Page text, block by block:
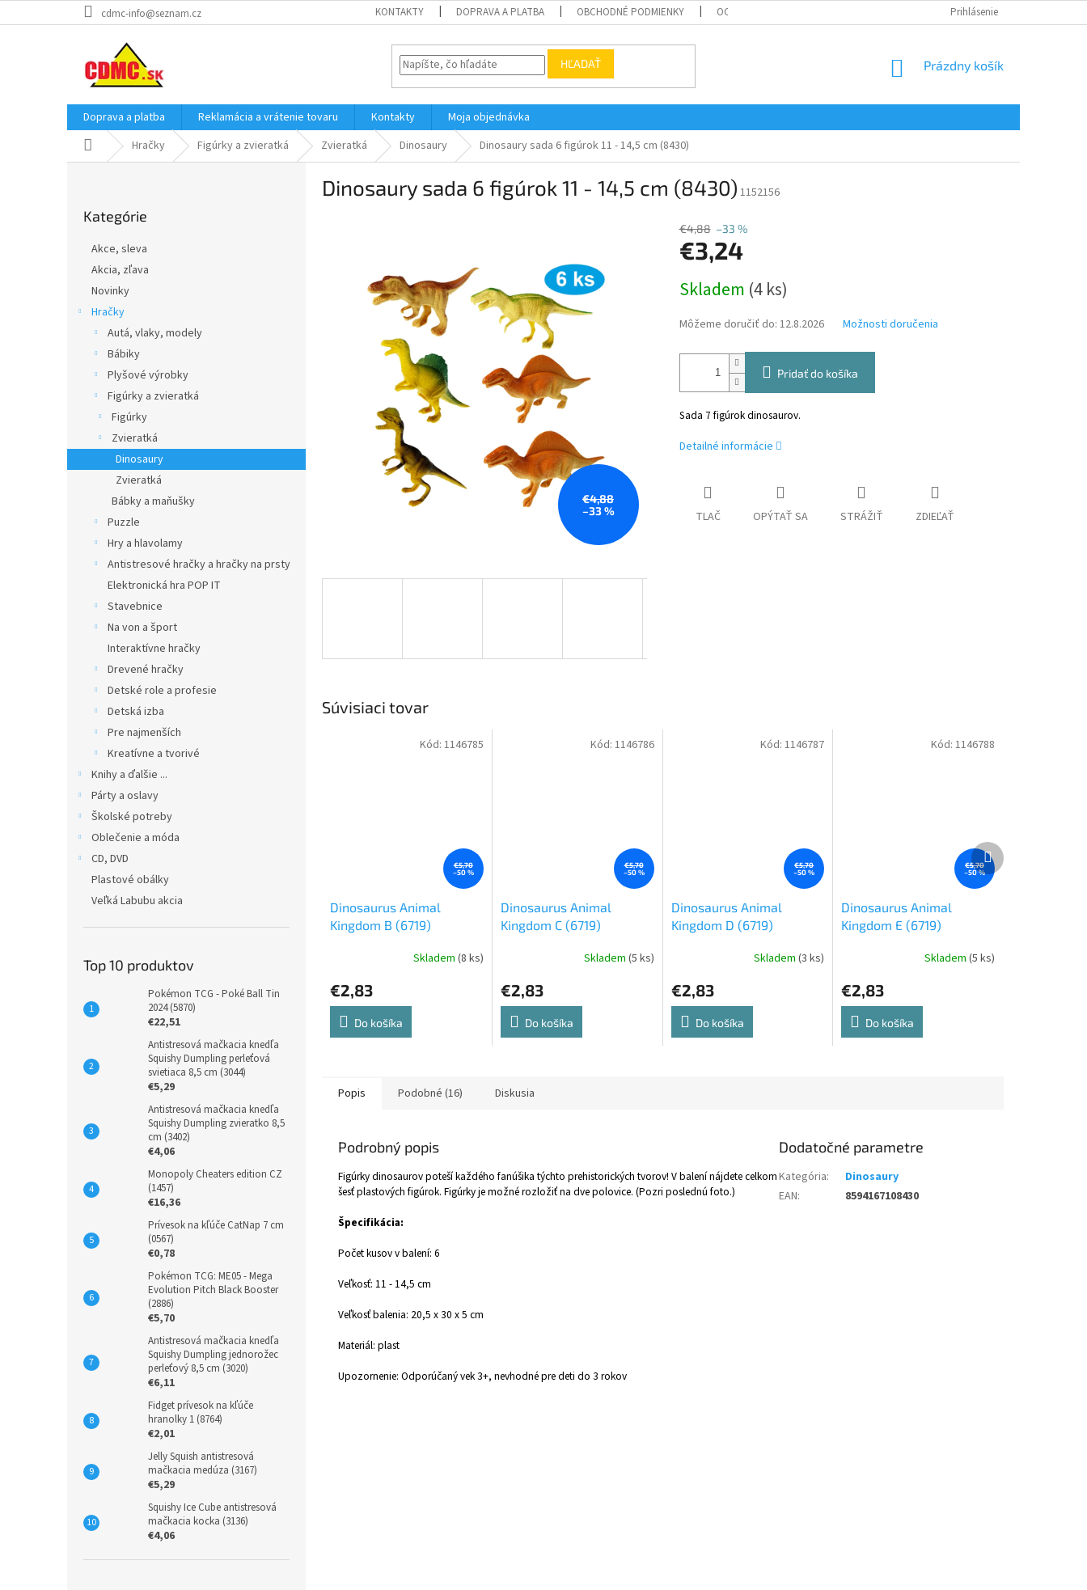
na
cdmc-info@seznam.cz KONTAKTY DOPRAVA A PLATBA OBCHODNÉ PODMIENKY OCHRANA OSOBNÝCH ÚDAJOV Prihlásenie
HĽADAŤ
NÁKUPNÝ
Prázdny košík
Doprava a platba Reklamácia a vrátenie tovaru Kontakty
Moja objednávka
DomovHračky Figúrky a zvieratká Zvieratká Dinosaury Dinosaury sada 6 figúrok 11 - 14,5 cm (8430)
kategórie
Kategórie
Akce, sleva
Akcia, zľava
Novinky
Hračky
Autá, vlaky, modely
Bábiky
Plyšové výrobky
Figúrky a zvieratká
Figúrky
Zvieratká
Dinosaury
Zvieratká
Bábky a maňušky
Puzzle
Hry a hlavolamy
Antistresové hračky a hračky na prsty
Elektronická hra POP IT
Stavebnice
Na von a šport
Interaktívne hračky
Drevené hračky
Detské role a profesie
Detská izba
Pre najmenších
Kreatívne a tvorivé
Knihy a ďalšie ...
Párty a oslavy
Školské potreby
Oblečenie a móda
CD, DVD
Plastové obálky
Veľká Labubu akcia
Top 10 produktov
Pokémon TCG - Poké Ball Tin
2024 (5870)
€22,51
Antistresová mačkacia knedľa
Squishy Dumpling perleťová
svietiaca 8,5 cm (3044)
€5,29
Antistresová mačkacia knedľa
Squishy Dumpling zvieratko 8,5
cm (3402)
€4,06
Monopoly Cheaters edition CZ
(1457)
€16,36
Prívesok na kľúče CatNap 7 cm
(0567)
€0,78
Pokémon TCG: ME05 - Mega
Evolution Pitch Black Booster
(2886)
€5,70
Antistresová mačkacia knedľa
Squishy Dumpling jednorožec
perleťový 8,5 cm (3020)
€6,11
Fidget prívesok na kľúče
hranolky 1 (8764)
€2,01
Jelly Squish antistresová
mačkacia medúza (3167)
€5,29
Squishy Ice Cube antistresová
mačkacia kocka (3136)
€4,06
Dinosaury sada 6 figúrok 11 - 14,5 cm (8430) 1152156
€4,88
–33 %
€4,88 –33 %
€3,24
cena:
Skladem (4 ks)
Môžeme doručiť do: 12.8.2026 Možnosti doručenia
Pridať do košíka
Sada 7 figúrok dinosaurov.
Detailné informácie
TLAČ OPÝTAŤ SA STRÁŽIŤ ZDIEĽAŤ
Súvisiaci tovar
€5,70
–50 %
Dinosaurus Animal
Kingdom B (6719)
Skladem (8 ks)
€2,83
Do košíka
Kód: 1146785
€5,70
–50 %
Dinosaurus Animal
Kingdom C (6719)
Skladem (5 ks)
€2,83
Do košíka
Kód: 1146786
€5,70
–50 %
Dinosaurus Animal
Kingdom D (6719)
Skladem(3 ks)
€2,83
Do košíka
Kód:1146787
€5,70
–50 %
Dinosaurus Animal
Kingdom E (6719)
Skladem (5 ks)
€2,83
Do košíka
Kód: 1146788
Ďalší
produkt
Popis Podobné (16) Diskusia
Podrobný popis
Figúrky dinosaurov poteší každého fanúšika týchto prehistorických tvorov! V balení nájdete celkom
šesť plastových figúrok. Figúrky je možné rozložiť na dve polovice. (Pozri poslednú foto.)
Špecifikácia:
Počet kusov v balení: 6
Veľkosť: 11 - 14,5 cm
Veľkosť balenia: 20,5 x 30 x 5 cm
Materiál: plast
Upozornenie: Odporúčaný vek 3+, nevhodné pre deti do 3 rokov
Dodatočné parametre
Kategória:
Dinosaury
EAN: 8594167108430